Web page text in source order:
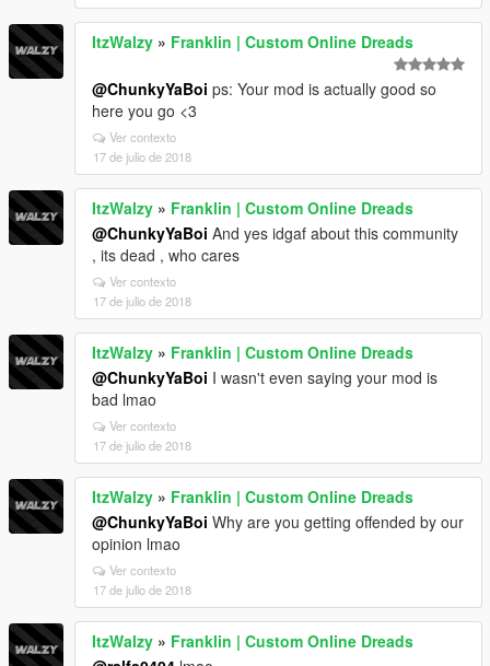
ItzWalzy » Franklin | Custom Online Dreads
@ChunkyYaBoi ps: Your mod is actually good so
here you go <3
Ver contexto
17 de julio de 2018
ItzWalzy » Franklin | Custom Online Dreads
@ChunkyYaBoi And yes idgaf about this community
, its dead , who cares
Ver contexto
17 de julio de 2018
ItzWalzy » Franklin | Custom Online Dreads
@ChunkyYaBoi I wasn't even saying your mod is
bad lmao
Ver contexto
17 de julio de 2018
ItzWalzy » Franklin | Custom Online Dreads
@ChunkyYaBoi Why are you getting offended by our
opinion lmao
Ver contexto
17 de julio de 2018
ItzWalzy » Franklin | Custom Online Dreads